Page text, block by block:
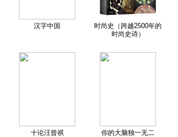
汉字中国
时尚史（跨越2500年的
时尚史诗）
十论汪曾祺 你的大脑独一无二